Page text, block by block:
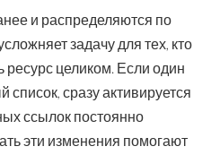
и распределяются по
задачу для тех, кто
ресурс целиком. Если один
список, сразу активируется
ссылок постоянно
эти изменения помогают